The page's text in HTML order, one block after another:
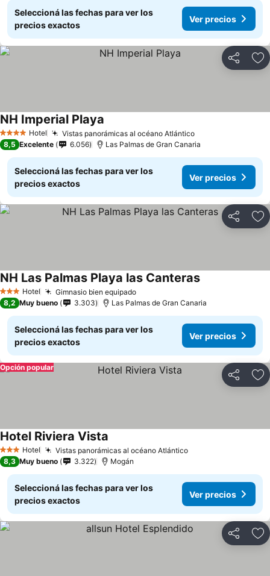
Seleccioná las fechas para ver los
precios exactos
Ver precios
Compartir
4 EstrellasHotel Vistas panorámicas al océano AtlánticoVer precios
NH Imperial Playa
8,5 Excelente 6.056 Las Palmas de Gran Canaria
Seleccioná las fechas para ver los
precios exactos
Ver precios
Compartir
3 Estrellas
Hotel Gimnasio bien equipadoVer precios
NH Las Palmas Playa las CanterasVer precios
8,2 Muy bueno 3.303 Las Palmas de Gran Canaria
Seleccioná las fechas para ver los
precios exactos
Ver precios
Compartir
Opción popular
3 Estrellas
Hotel Vistas panorámicas al océano AtlánticoVer precios
Hotel Riviera Vista
8,3 Muy bueno 3.322 Mogán
Seleccioná las fechas para ver los
precios exactos
Ver precios
Compartir